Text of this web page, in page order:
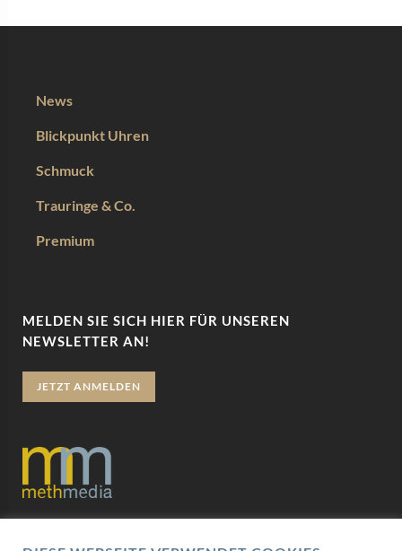
News
Blickpunkt Uhren
Schmuck
Trauringe & Co.
Premium
MELDEN SIE SICH HIER FÜR UNSEREN
NEWSLETTER AN!
JETZT ANMELDEN